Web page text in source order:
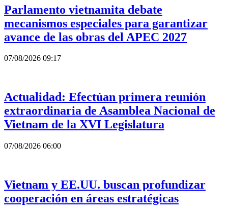
Parlamento vietnamita debate
mecanismos especiales para garantizar
avance de las obras del APEC 2027
07/08/2026 09:17
Actualidad: Efectúan primera reunión
extraordinaria de Asamblea Nacional de
Vietnam de la XVI Legislatura
07/08/2026 06:00
Vietnam y EE.UU. buscan profundizar
cooperación en áreas estratégicas